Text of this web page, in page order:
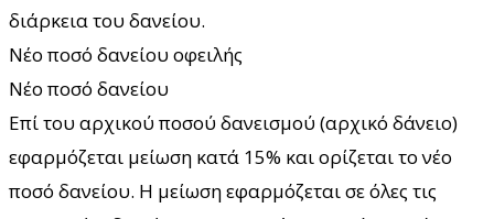
διάρκεια του δανείου.
Νέο ποσό δανείου οφειλής
Νέο ποσό δανείου
Επί του αρχικού ποσού δανεισμού (αρχικό δάνειο)
εφαρμόζεται μείωση κατά 15% και ορίζεται το νέο
ποσό δανείου. Η μείωση εφαρμόζεται σε όλες τις